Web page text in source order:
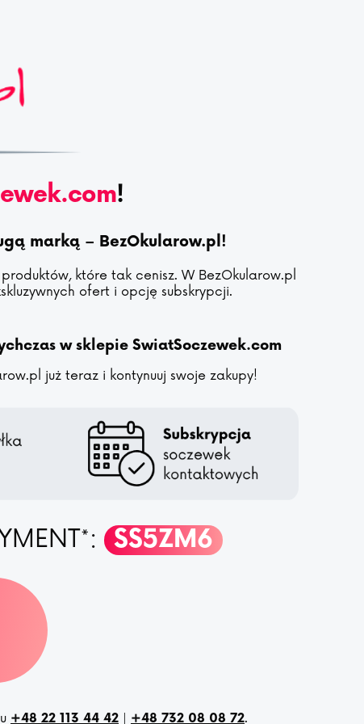
!
marką – BezOkularow.pl!
które tak cenisz. W BezOkularow.pl
ofert i opcję subskrypcji.
w sklepie SwiatSoczewek.com
już teraz i kontynuuj swoje zakupy!
SS5ZM6
+48 22 113 44 42 | +48 732 08 08 72.